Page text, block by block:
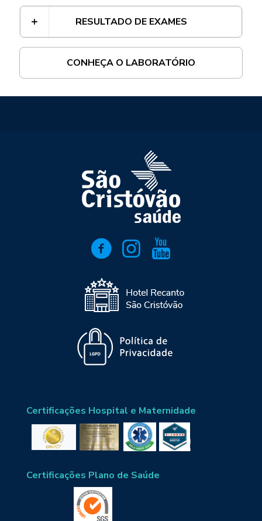
RESULTADO DE EXAMES
CONHEÇA O LABORATÓRIO
Certificações Hospital e Maternidade
Certificações Plano de Saúde